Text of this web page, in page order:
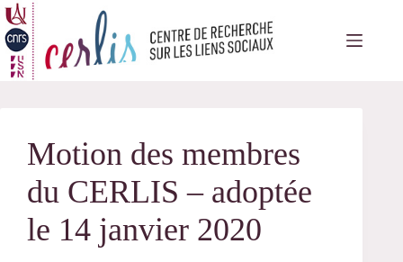
Passer
au
contenu
Motion des membres
du CERLIS – adoptée
le 14 janvier 2020